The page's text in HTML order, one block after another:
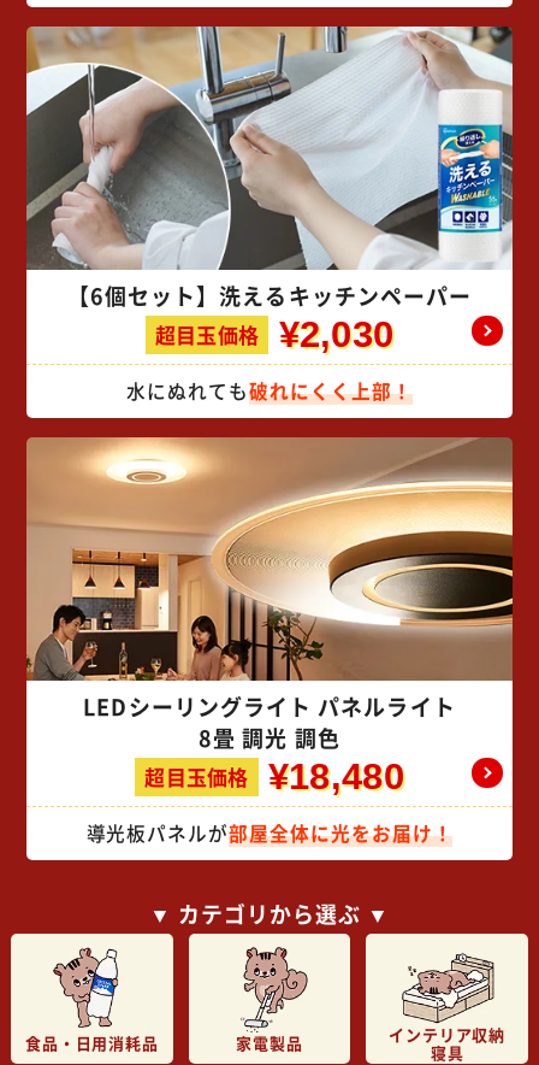
【6個セット】洗えるキッチンペーパー
超目玉価格 ¥2,030
水にぬれても破れにくく上部！
LEDシーリングライト パネルライト
8畳 調光 調色
超目玉価格 ¥18,480
導光板パネルが部屋全体に光をお届け！
▼ カテゴリから選ぶ ▼
食品・日用消耗品 家電製品 インテリア収納
寝具